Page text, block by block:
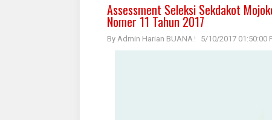
Assessment Seleksi Sekdakot
Nomer 11 Tahun 2017
By Admin Harian BUANA 5/10/2017 01:50:00